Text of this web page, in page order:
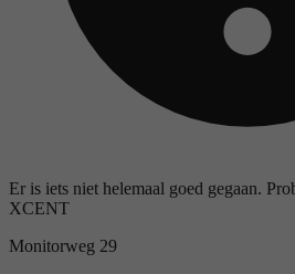
Er is iets niet helemaal goed gegaan.
XCENT
Monitorweg 29